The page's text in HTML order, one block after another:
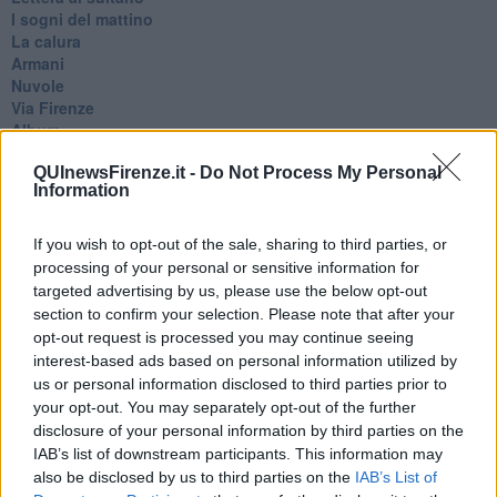
QUInewsFirenze.it - Do Not Process My Personal
Information
If you wish to opt-out of the sale, sharing to third parties, or
processing of your personal or sensitive information for
targeted advertising by us, please use the below opt-out
section to confirm your selection. Please note that after your
opt-out request is processed you may continue seeing
interest-based ads based on personal information utilized by
us or personal information disclosed to third parties prior to
your opt-out. You may separately opt-out of the further
disclosure of your personal information by third parties on the
IAB’s list of downstream participants. This information may
also be disclosed by us to third parties on the IAB’s List of
I sogni del mattino
La calura
Armani
Nuvole
Via Firenze
Album
I libri
La scadenza
Vivere
Prima di andare via
Triage
Persona
Relitti
Lucio
PRIMO
Sogni & incubi
Accidenti all’amore
Protezione civile
Walter
Appunti per l'inverno